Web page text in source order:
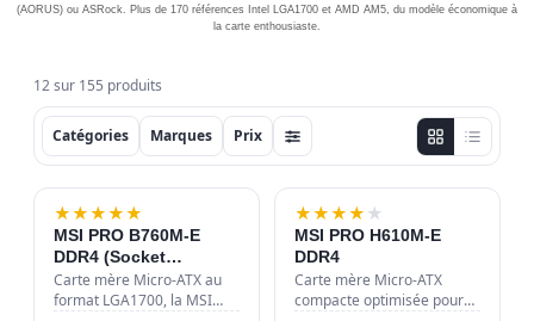
(AORUS) ou ASRock. Plus de 170 références Intel LGA1700 et AMD AM5, du modèle économique à
la carte enthousiaste.
12 sur 155 produits
Catégories Marques Prix
★★★★★
MSI PRO B760M-E
DDR4 (Socket
LGA1700)
Carte mère Micro-ATX au
format LGA1700, la MSI
★★★★ ★
MSI PRO H610M-E
DDR4
Carte mère Micro-ATX
compacte optimisée pour